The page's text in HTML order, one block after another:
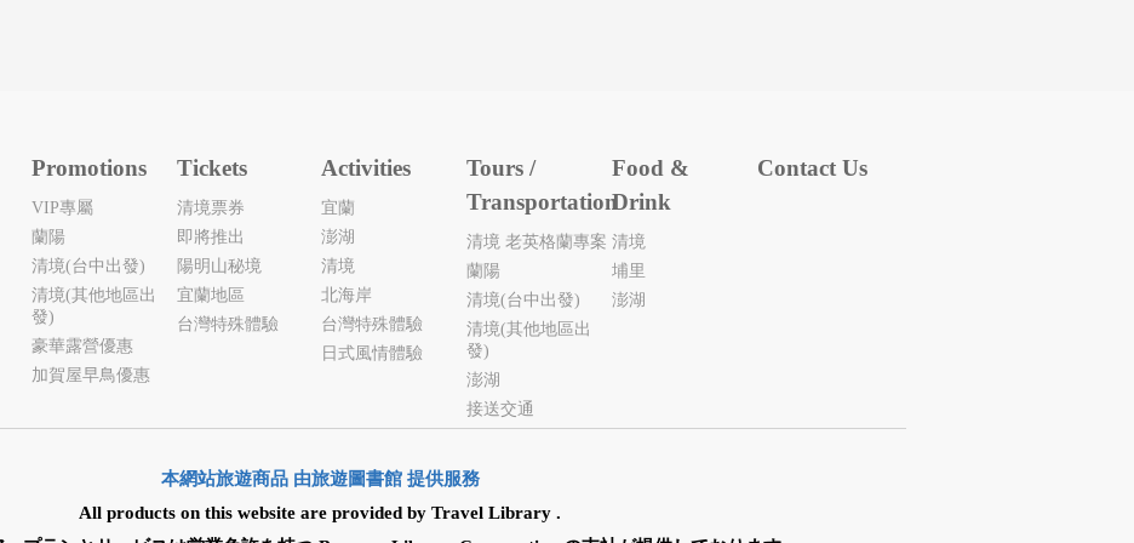
Promotions
VIP專屬
蘭陽
清境(台中出發)
清境(其他地區出
發)
豪華露營優惠
加賀屋早鳥優惠
Tickets
清境票券
即將推出
陽明山秘境
宜蘭地區
台灣特殊體驗
Activities
宜蘭
澎湖
清境
北海岸
台灣特殊體驗
日式風情體驗
Tours /
Transportation
清境 老英格蘭專案
蘭陽
清境(台中出發)
清境(其他地區出
發)
澎湖
接送交通
Food &
Drink
清境
埔里
澎湖
Contact Us
本網站旅遊商品 由旅遊圖書館 提供服務
All products on this website are provided by Travel Library .